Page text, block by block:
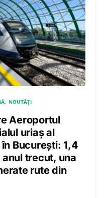
NOUTĂȚI
Aeroportul
uriaș al
București: 1,4
trecut, una
rute din